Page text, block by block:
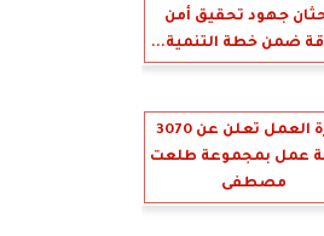
جهود تحقيق أمن
ضمن خطة التنمية...
وزارة العمل تعلن عن 3070
عمل بمجموعة طلعت
مصطفى